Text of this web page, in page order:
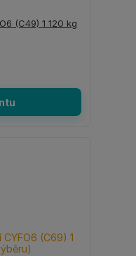
(C49) 1 120 kg